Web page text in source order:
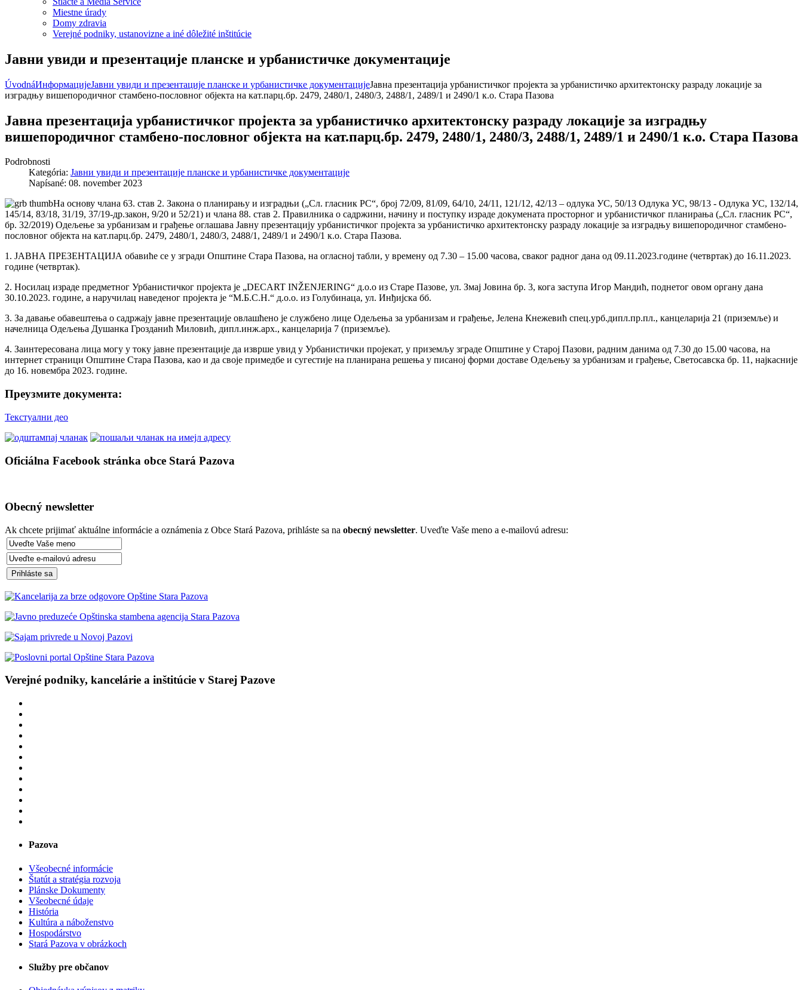
Miestne úrady
Domy zdravia
Verejné podniky, ustanovizne a iné dôležité inštitúcie
Јавни увиди и презентације планске и урбанистичке документације
ÚvodnáИнформацијеЈавни увиди и презентације планске и урбанистичке документацијеЈавна презентација урбанистичког пројекта за урбанистичко архитектонску разраду локације за
изградњу вишепородичног стамбено-пословног објекта на кат.парц.бр. 2479, 2480/1, 2480/3, 2488/1, 2489/1 и 2490/1 к.о. Стара Пазова
Јавна презентација урбанистичког пројекта за урбанистичко архитектонску разраду локације за изградњу
вишепородичног стамбено-пословног објекта на кат.парц.бр. 2479, 2480/1, 2480/3, 2488/1, 2489/1 и 2490/1 к.о. Стара Пазова
Podrobnosti
Kategória: Јавни увиди и презентације планске и урбанистичке документације
Napísané: 08. november 2023
На основу члана 63. став 2. Закона о планирању и изградњи („Сл. гласник РС“, број 72/09, 81/09, 64/10, 24/11, 121/12, 42/13 – одлука УС, 50/13 Одлука УС, 98/13 - Одлука УС, 132/14,
145/14, 83/18, 31/19, 37/19-др.закон, 9/20 и 52/21) и члана 88. став 2. Правилника о садржини, начину и поступку израде докумената просторног и урбанистичког планирања („Сл. гласник РС“,
бр. 32/2019) Одељење за урбанизам и грађење оглашава Јавну презентацију урбанистичког пројекта за урбанистичко архитектонску разраду локације за изградњу вишепородичног стамбено-
пословног објекта на кат.парц.бр. 2479, 2480/1, 2480/3, 2488/1, 2489/1 и 2490/1 к.о. Стара Пазова.
1. ЈАВНА ПРЕЗЕНТАЦИЈА обавиће се у згради Oпштине Стара Пазова, на огласној табли, у времену од 7.30 – 15.00 часова, сваког радног дана од 09.11.2023.године (четвртак) до 16.11.2023.
године (четвртак).
2. Носилац израде предметног Урбанистичког пројекта је „DECART INŽENJERING“ д.о.о из Старе Пазове, ул. Змај Јовина бр. 3, кога заступа Игор Мандић, поднетог овом органу дана
30.10.2023. године, а наручилац наведеног пројекта је “М.Б.С.Н.“ д.о.о. из Голубинаца, ул. Инђијска бб.
3. За давање обавештења о садржају јавне презентације овлашћено је службено лице Одељења за урбанизам и грађење, Јелена Кнежевић спец.урб.дипл.пр.пл., канцеларија 21 (приземље) и
начелница Одељења Душанка Грозданић Миловић, дипл.инж.арх., канцеларија 7 (приземље).
4. Заинтересована лица могу у току јавне презентације да изврше увид у Урбанистички пројекат, у приземљу зграде Општине у Старој Пазови, радним данима од 7.30 до 15.00 часова, на
интернет страници Општине Стара Пазова, као и да своје примедбе и сугестије на планирана решења у писаној форми доставе Одељењу за урбанизам и грађење, Светосавска бр. 11, најкасније
до 16. новембра 2023. године.
Преузмите документа:
Текстуални део
Oficiálna Facebook stránka obce Stará Pazova
Obecný newsletter
Ak chcete prijimať aktuálne informácie a oznámenia z Obce Stará Pazova, prihláste sa na obecný newsletter. Uveďte Vaše meno a e-mailovú adresu:
Verejné podniky, kancelárie a inštitúcie v Starej Pazove
Pazova
Všeobecné informácie
Štatút a stratégia rozvoja
Plánske Dokumenty
Všeobecné údaje
História
Kultúra a náboženstvo
Hospodárstvo
Stará Pazova v obrázkoch
Služby pre občanov